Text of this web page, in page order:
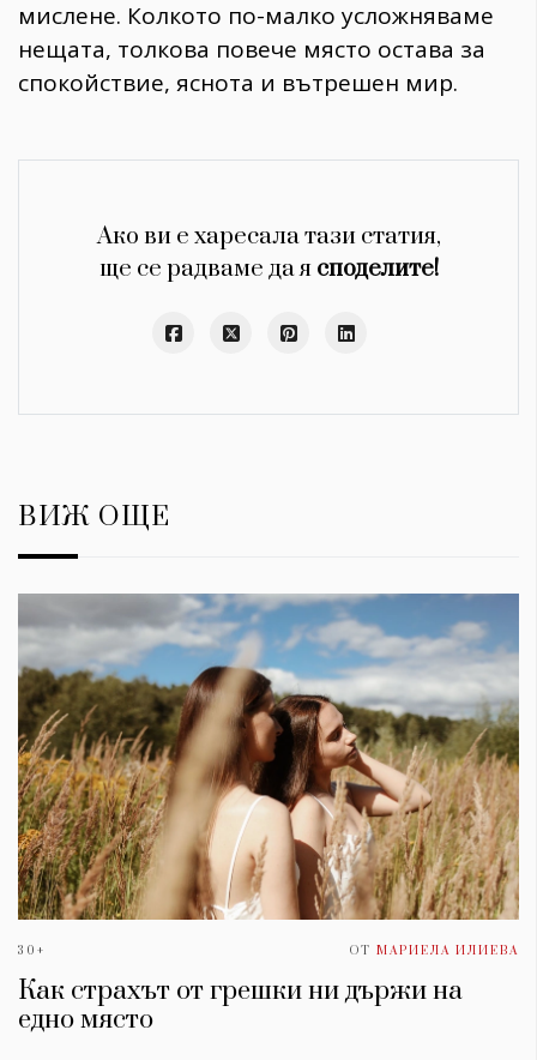
мислене. Колкото по-малко усложняваме
нещата, толкова повече място остава за
спокойствие, яснота и вътрешен мир.
Ако ви е харесала тази статия,
ще се радваме да я споделите!
ВИЖ ОЩЕ
30+ ОТ МАРИЕЛА ИЛИЕВА
Как страхът от грешки ни държи на
едно място